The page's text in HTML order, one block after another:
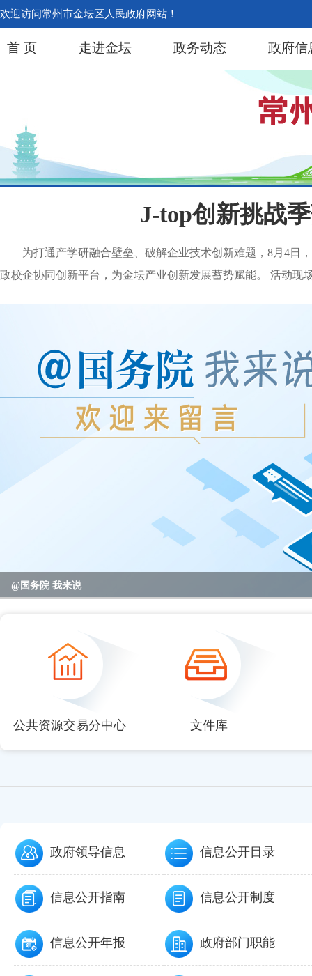
欢迎访问常州市金坛区人民政府网站！
首 页 走进金坛 政务动态 政府信
J-top创新挑战
为打通产学研融合壁垒、破解企业技术创新难题，8月4日
政校企协同创新平台，为金坛产业创新发展蓄势赋能。 活动现
2023年度国务院推动高质量发展综合督查问题线索征集
公共资源交易分中心 文件库
政府领导信息 信息公开目录
信息公开指南 信息公开制度
信息公开年报 政府部门职能